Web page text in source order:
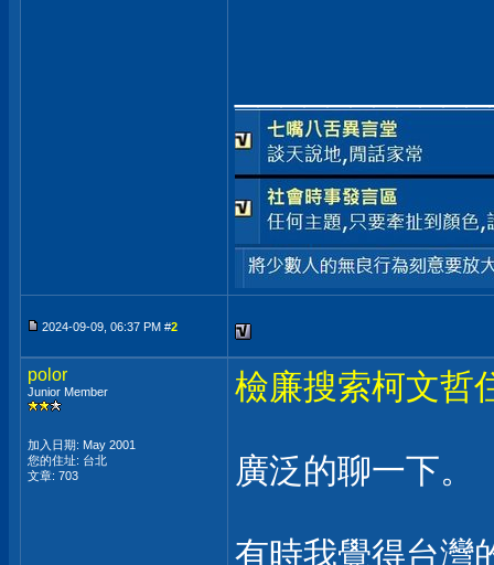
2024-09-09, 06:37 PM #2
polor
Junior Member
加入日期: May 2001
您的住址: 台北
文章: 703
檢廉搜索柯文哲
廣泛的聊一下。
有時我覺得台灣